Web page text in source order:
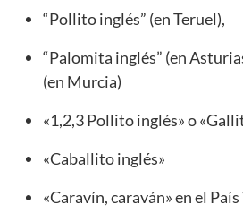
“Pollito inglés” (en Teruel),
“Palomita inglés” (en
(en Murcia)
«1,2,3 Pollito inglés» o
«Caballito inglés»
«Caravín, caraván» en el País